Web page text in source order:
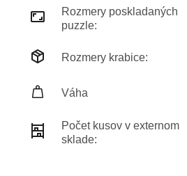
Rozmery poskladaných
puzzle:
Rozmery krabice:
Váha
Počet kusov v externom
sklade: